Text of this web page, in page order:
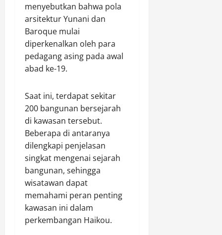
menyebutkan bahwa pola
arsitektur Yunani dan
Baroque mulai
diperkenalkan oleh para
pedagang asing pada awal
abad ke-19.
Saat ini, terdapat sekitar
200 bangunan bersejarah
di kawasan tersebut.
Beberapa di antaranya
dilengkapi penjelasan
singkat mengenai sejarah
bangunan, sehingga
wisatawan dapat
memahami peran penting
kawasan ini dalam
perkembangan Haikou.